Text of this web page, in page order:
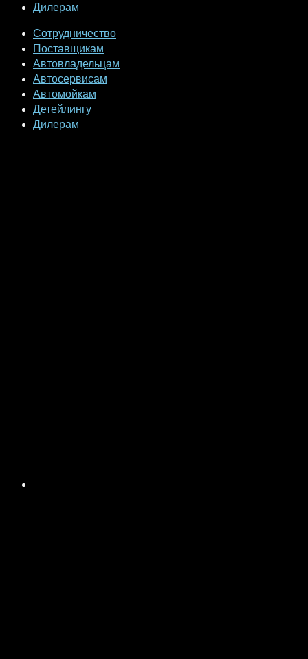
Дилерам
Сотрудничество
Поставщикам
Автовладельцам
Автосервисам
Автомойкам
Детейлингу
Дилерам